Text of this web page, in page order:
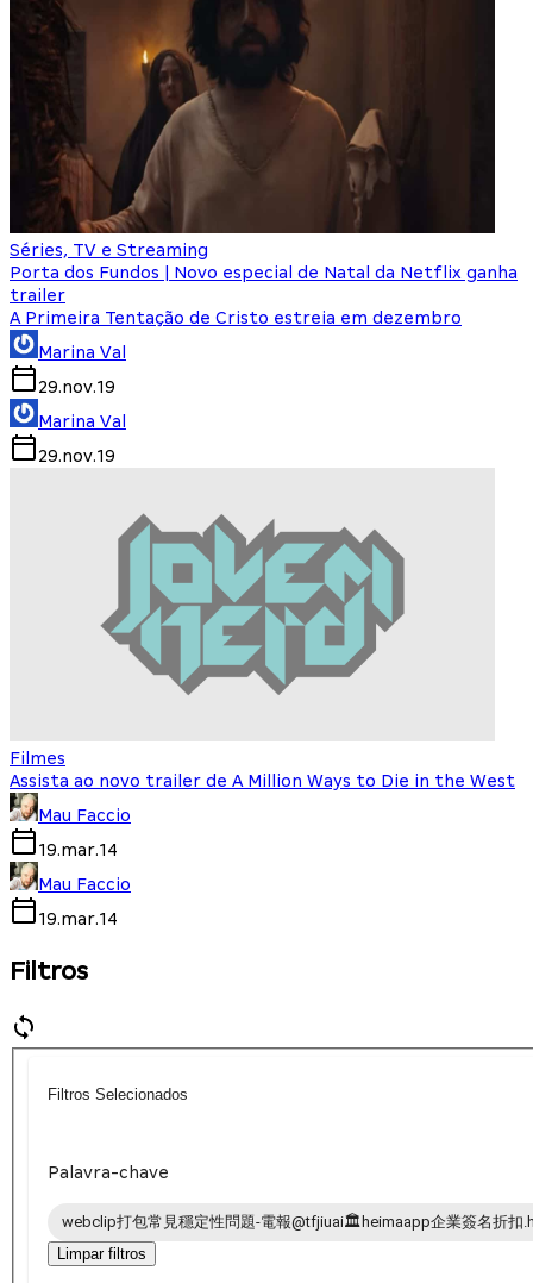
Séries, TV e Streaming
Porta dos Fundos | Novo especial de Natal da Netflix ganha
trailer
A Primeira Tentação de Cristo estreia em dezembro
Marina Val
29.nov.19
Marina Val
29.nov.19
Filmes
Assista ao novo trailer de A Million Ways to Die in the West
Mau Faccio
19.mar.14
Mau Faccio
19.mar.14
Filtros
Filtros Selecionados
Palavra-chave
webclip打包常見穩定性問題-電報@tfjiuai🏛️heimaapp企業簽名折扣
Limpar filtros